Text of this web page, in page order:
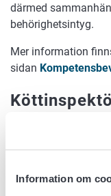
Information om
därmed
behörighetsintyg.
Mer information
sidan
kompetenskraven
köttbesiktning. I